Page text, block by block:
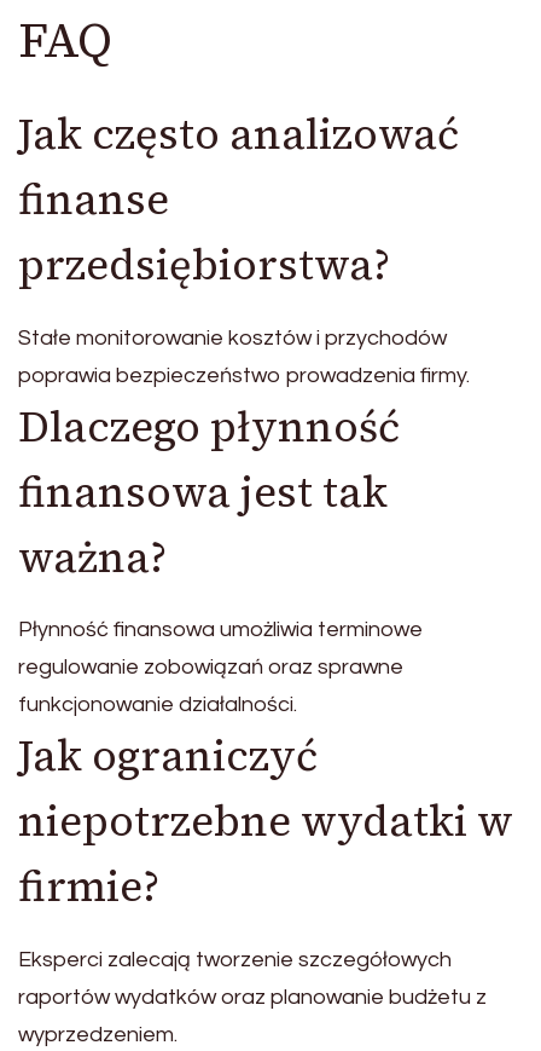
FAQ
Jak często analizować
finanse
przedsiębiorstwa?
Stałe monitorowanie kosztów i przychodów
poprawia bezpieczeństwo prowadzenia firmy.
Dlaczego płynność
finansowa jest tak
ważna?
Płynność finansowa umożliwia terminowe
regulowanie zobowiązań oraz sprawne
funkcjonowanie działalności.
Jak ograniczyć
niepotrzebne wydatki w
firmie?
Eksperci zalecają tworzenie szczegółowych
raportów wydatków oraz planowanie budżetu z
wyprzedzeniem.